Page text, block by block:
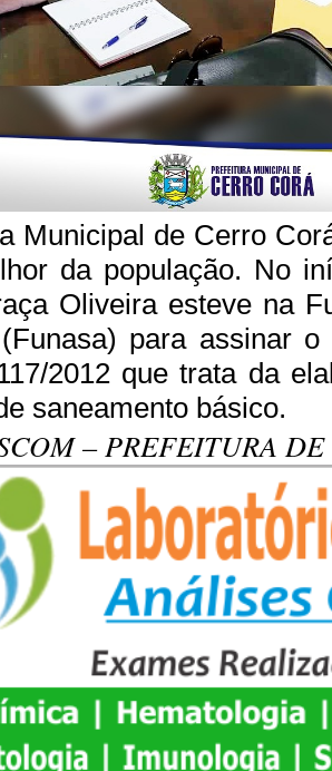
Municipal de Cerro
da população. No
Oliveira esteve na
para assinar o
2012 que trata da
saneamento básico.
– PREFEITURA DE